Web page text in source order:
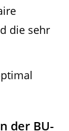
die sehr
der BU-